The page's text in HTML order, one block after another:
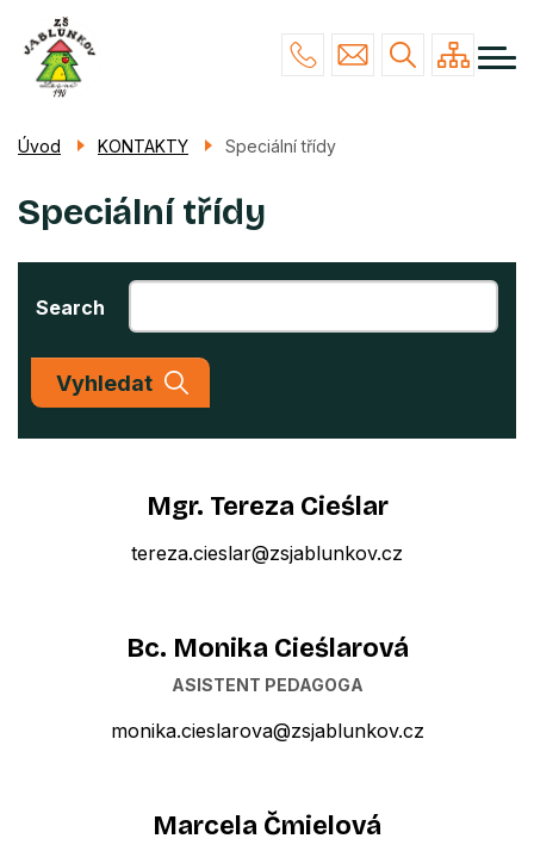
hlavnímu
obsahu
Menu
navigace
NAŠE ŠKOLA
STUDIUM
KONTAKTY
Úvod KONTAKTY Speciální třídy
Speciální třídy
Search
Vyhledat
Mgr. Tereza Cieślar
tereza.cieslar@zsjablunkov.cz
Bc. Monika Cieślarová
ASISTENT PEDAGOGA
monika.cieslarova@zsjablunkov.cz
Marcela Čmielová